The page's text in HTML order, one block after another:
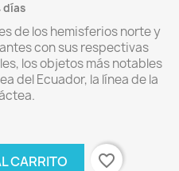
días
de los hemisferios norte y
con sus respectivas
los objetos más notables
del Ecuador, la línea de la
CARRITO favorite_border